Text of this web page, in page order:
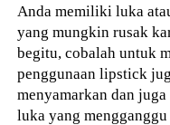
Anda memiliki luka
yang mungkin rusak
begitu, cobalah untuk
penggunaan lipstick
menyamarkan dan
luka yang